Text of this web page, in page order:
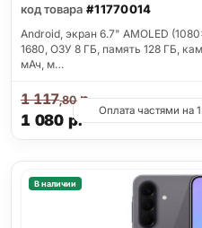
код товара #11770014
Android, экран 6.7" AMOLED
1680, ОЗУ 8 ГБ, память 128 ГБ,
мАч, м…
1 080 р.
1 117,80р.
Оплата частями на
В наличии